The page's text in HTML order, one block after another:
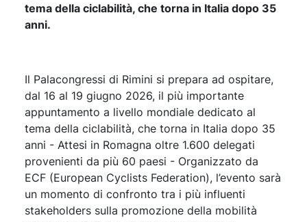
tema della ciclabilità, che torna in Italia dopo 35
anni.
Il Palacongressi di Rimini si prepara ad ospitare,
dal 16 al 19 giugno 2026, il più importante
appuntamento a livello mondiale dedicato al
tema della ciclabilità, che torna in Italia dopo 35
anni - Attesi in Romagna oltre 1.600 delegati
provenienti da più 60 paesi - Organizzato da
ECF (European Cyclists Federation), l’evento sarà
un momento di confronto tra i più influenti
stakeholders sulla promozione della mobilità